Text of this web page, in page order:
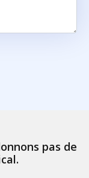
pas de